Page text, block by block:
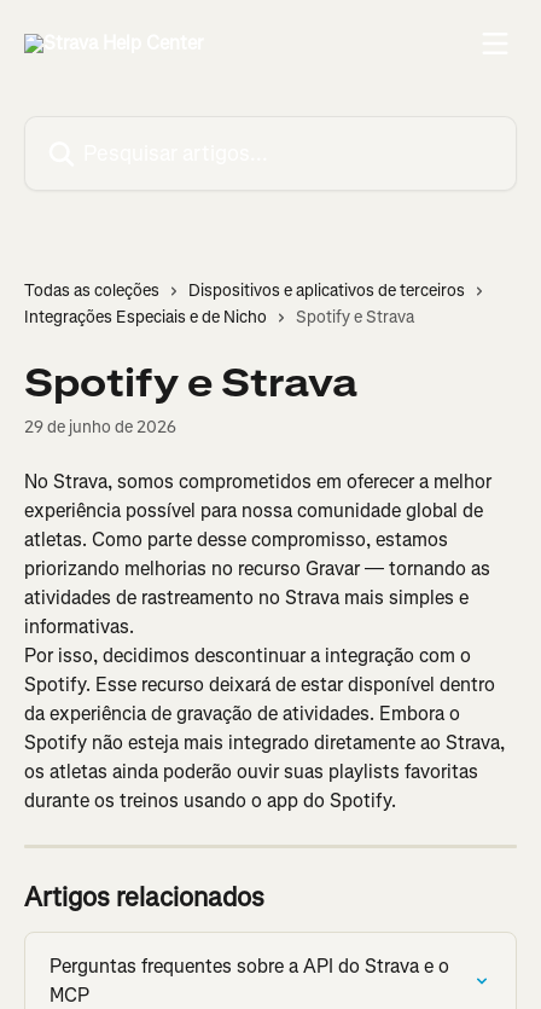
Todas as coleções
Dispositivos e aplicativos de terceiros
Integrações Especiais e de Nicho
Spotify e Strava
Spotify e Strava
29 de junho de 2026
No Strava, somos comprometidos em oferecer a melhor
experiência possível para nossa comunidade global de
atletas. Como parte desse compromisso, estamos
priorizando melhorias no recurso Gravar — tornando as
atividades de rastreamento no Strava mais simples e
informativas.
Por isso, decidimos descontinuar a integração com o
Spotify. Esse recurso deixará de estar disponível dentro
da experiência de gravação de atividades. Embora o
Spotify não esteja mais integrado diretamente ao Strava,
os atletas ainda poderão ouvir suas playlists favoritas
durante os treinos usando o app do Spotify.
Artigos relacionados
Perguntas frequentes sobre a API do Strava e o
MCP